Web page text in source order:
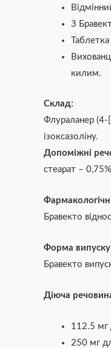
З
килим.
Склад:
Флураланер (4-
ізоксазоліну.
Допоміжні
стеарат –
Бравекто
Форма
Бравекто
Діюча
112.5 мг
250 мг